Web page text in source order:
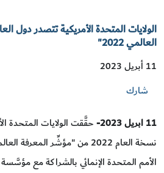
الولايات المتحدة الأمريكية تتصدر دول
العالمي 2022"
11 أبريل 2023
شارك
11ابريل 2023 -حقَّقت الولايات المتحدة
نسخة العام 2022 من "مؤشِّر
الأمم المتحدة الإنمائي بالشراكة مع